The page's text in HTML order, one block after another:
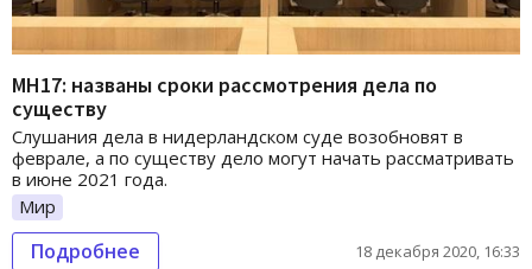
МН17: названы сроки рассмотрения дела по
существу
Слушания дела в нидерландском суде возобновят в
феврале, а по существу дело могут начать рассматривать
в июне 2021 года.
Мир
Подробнее 18 декабря 2020, 16:33